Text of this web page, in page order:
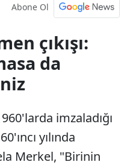
Abone Ol
çıkışı:
da
imzaladığı
yılında
Merkel, "Birinin